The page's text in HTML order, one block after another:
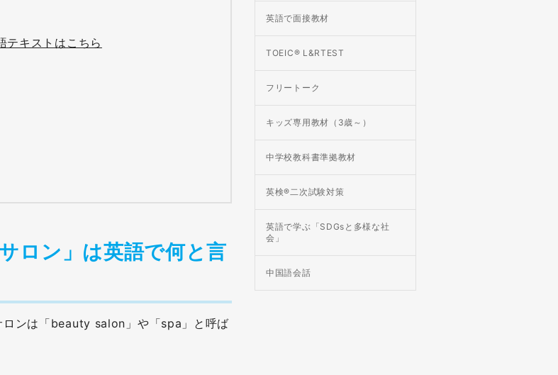
テキストはこちら
ロン」は英語で何と言
ンは「beauty salon」や「spa」と呼ば
英語で面接教材
TOEIC® L&RTEST
フリートーク
キッズ専用教材（3歳～）
中学校教科書準拠教材
英検®二次試験対策
英語で学ぶ「SDGsと多様な社
会」
中国語会話